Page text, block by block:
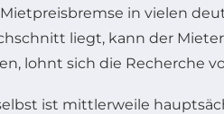
in vielen
liegt, kann der
lohnt sich die Recherche
ist mittlerweile